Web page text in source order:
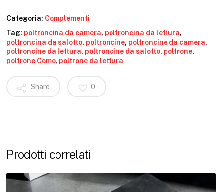
Categoria: Complementi
Tag: poltroncina da camera, poltroncina da lettura,
poltroncina da salotto, poltroncine, poltroncine da camera,
poltroncine da lettura, poltroncine da salotto, poltrone,
poltrone Como, poltrone da lettura
Share 0
Prodotti correlati